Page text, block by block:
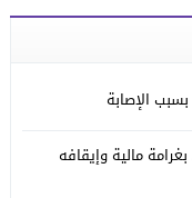
الإصابة
مالية وإيقافه